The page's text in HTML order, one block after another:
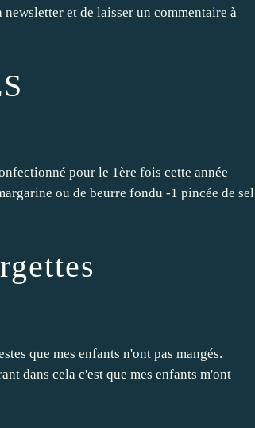
et de laisser un commentaire à
pour le 1ère fois cette année
ou de beurre fondu -1 pincée de sel
que mes enfants n'ont pas mangés.
dans cela c'est que mes enfants m'ont